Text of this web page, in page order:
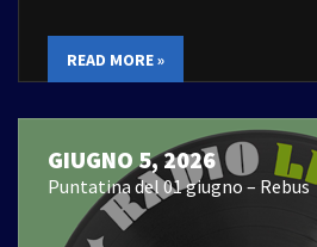
READ MORE »
GIUGNO 5, 2026
Puntatina del 01 giugno – Rebus